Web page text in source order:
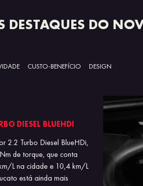
DESTAQUES DO
CUSTO-BENEFÍCIO DESIGN
DIESEL BLUEHDI
2.2 Turbo Diesel BlueHDi,
de torque, que conta
L na cidade e 10,4 km/L
está ainda mais
ASSISTENTE
O Novo Fiat
partida em
subidas, e
mais